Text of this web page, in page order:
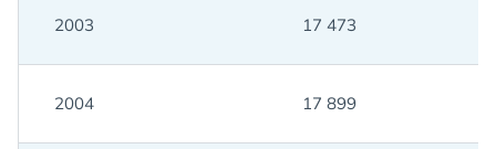
2003 17 473
2004 17 899